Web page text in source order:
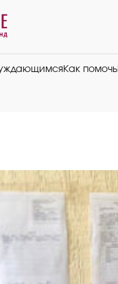
Как помочь